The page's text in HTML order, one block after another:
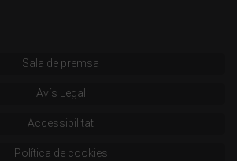
Sala de premsa
Avís Legal
Accessibilitat
Política de cookies